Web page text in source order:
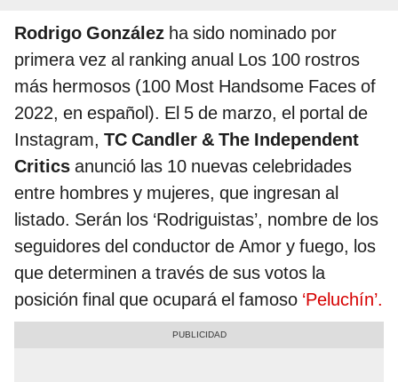
Rodrigo González ha sido nominado por
primera vez al ranking anual Los 100 rostros
más hermosos (100 Most Handsome Faces of
2022, en español). El 5 de marzo, el portal de
Instagram, TC Candler & The Independent
Critics anunció las 10 nuevas celebridades
entre hombres y mujeres, que ingresan al
listado. Serán los ‘Rodriguistas’, nombre de los
seguidores del conductor de Amor y fuego, los
que determinen a través de sus votos la
posición final que ocupará el famoso ‘Peluchín’.